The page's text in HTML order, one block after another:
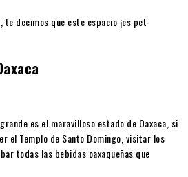
decimos que este espacio ¡es pet-
es el maravilloso estado de Oaxaca, si
el Templo de Santo Domingo, visitar los
todas las bebidas oaxaqueñas que